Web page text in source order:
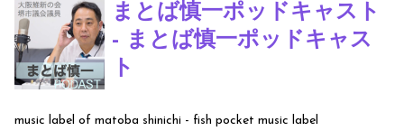
まとば慎一ポッドキャスト
- まとば慎一ポッドキャス
ト
music label of matoba shinichi - fish pocket music label